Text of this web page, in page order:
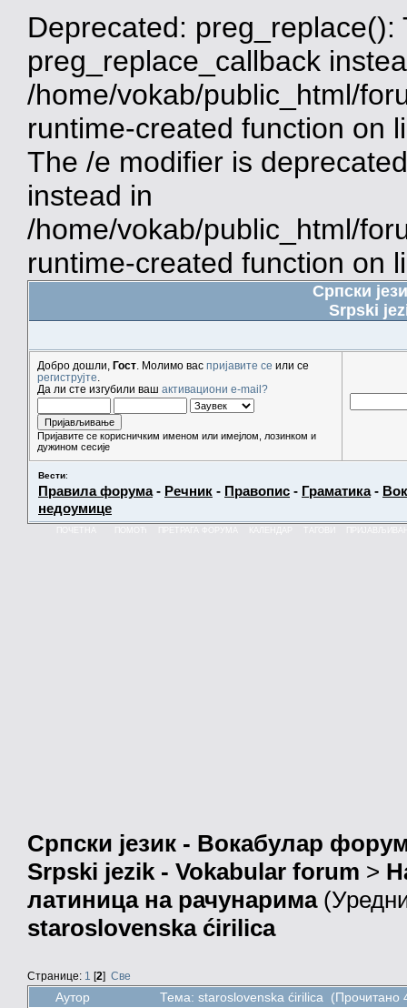
Deprecated:
preg_replace_callback
/home/vokab/public_html/
runtime-created function on
The /e modifier is
instead in
/home/vokab/public_html/
runtime-created function on
Српски
Srpski
Добро дошли, Гост . Молимо вас пријавите се или се
региструјте
Да ли сте изгубили ваш активациони e-mail?
Пријавите се корисничким именом или имејлом, лозинком и
дужином сесије
Вести:
Правила форума- Речник - Правопис - Граматика-
недоумице
КАЛЕНДАР
Српски језик - Вокабулар
Srpski jezik - Vokabular forum >
латиница на рачунарима
staroslovenska ćirilica
Странице: 1 [2] Све
Аутор Тема: staroslovenska ćirilica (Прочитано